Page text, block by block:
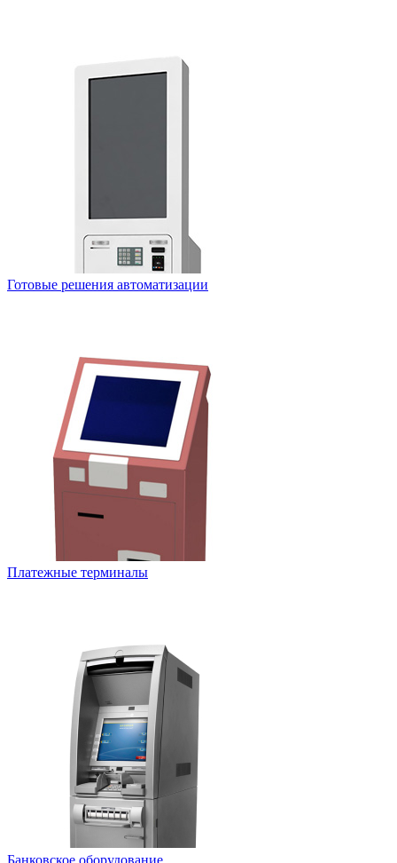
Готовые решения автоматизации
Платежные терминалы
Банковское оборудование